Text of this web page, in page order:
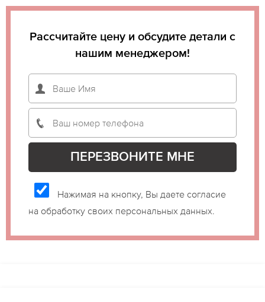
Рассчитайте цену и обсудите детали с
нашим менеджером!
Нажимая на кнопку, Вы даете согласие
на обработку своих персональных данных.